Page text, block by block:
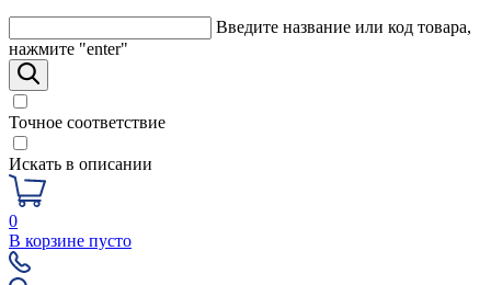
Введите название или код товара,
нажмите "enter"
Точное соответствие
Искать в описании
0
В корзине пусто